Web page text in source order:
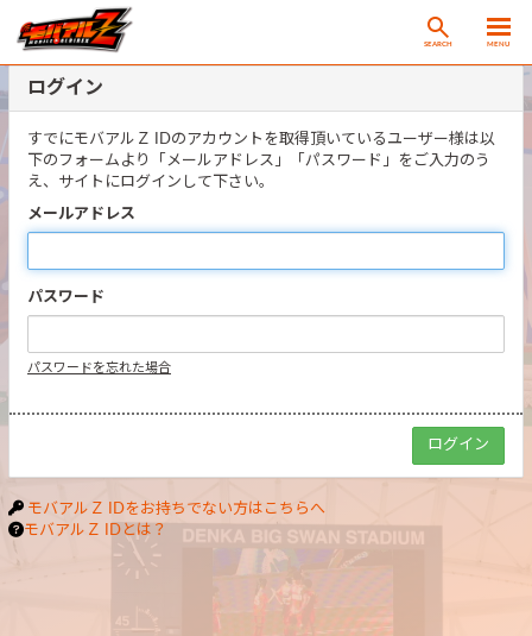
SEARCH MENU
ログイン
すでにモバアルＺ IDのアカウントを取得頂いているユーザー様は以
下のフォームより「メールアドレス」「パスワード」をご入力のう
え、サイトにログインして下さい。
メールアドレス
パスワード
パスワードを忘れた場合
モバアルＺ IDをお持ちでない方はこちらへ
モバアルＺ IDとは？